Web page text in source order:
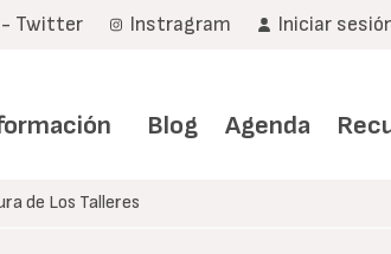
- Twitter Instragram Iniciar
Blog Agenda
de Los Talleres